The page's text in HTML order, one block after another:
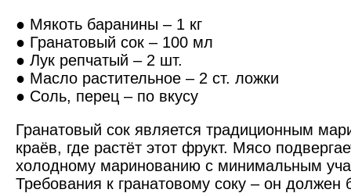
● Мякоть баранины – 1 кг
● Гранатовый сок – 100 мл
● Лук репчатый – 2 шт.
● Масло растительное – 2 ст. ложки
● Соль, перец – по вкусу
Гранатовый сок является традиционным
краёв, где растёт этот фрукт. Мясо
холодному маринованию с минимальным
Требования к гранатовому соку – он должен